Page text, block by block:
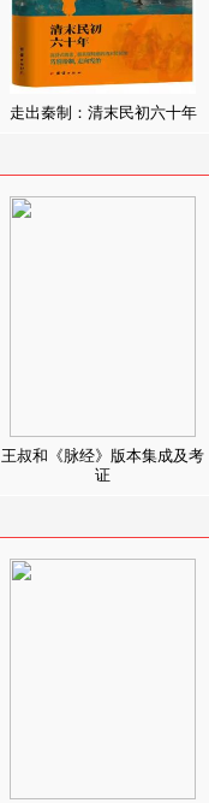
走出秦制：清末民初六十年
王叔和《脉经》版本集成及考
证